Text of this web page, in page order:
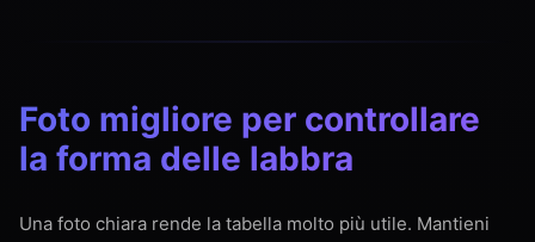
Foto migliore per controllare
la forma delle labbra
Una foto chiara rende la tabella molto più utile. Mantieni